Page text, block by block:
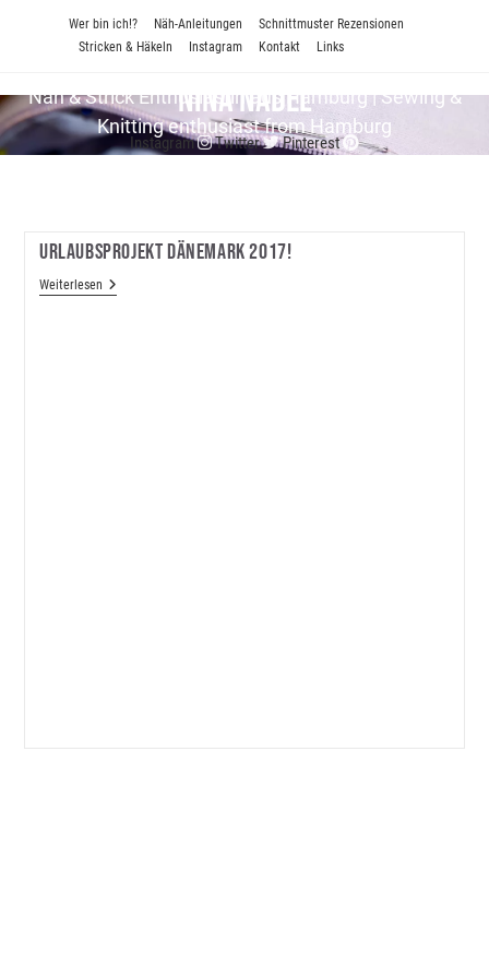
Wer bin ich!? Näh-Anleitungen
Schnittmuster Rezensionen
Stricken & Häkeln
Instagram Kontakt Links
Nina Nadel
Näh & Strick En­thu­si­as­tin aus Hamburg | Sewing &
Knitting enthusiast from Hamburg
Instagram Twitter Pinterest
Urlaubsprojekt Dänemark 2017!
WeiterlesenUrlaubsprojekt